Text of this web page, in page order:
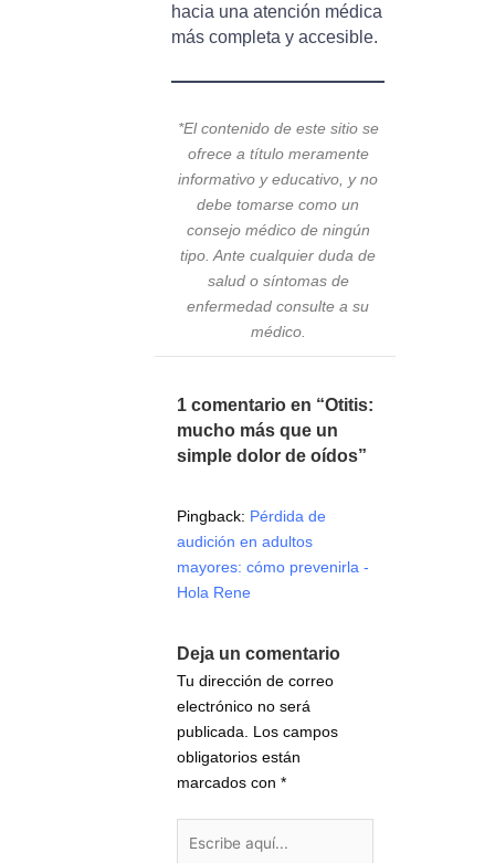
hacia una atención médica
más completa y accesible.
*El contenido de este sitio se
ofrece a título meramente
informativo y educativo, y no
debe tomarse como un
consejo médico de ningún
tipo. Ante cualquier duda de
salud o síntomas de
enfermedad consulte a su
médico.
1 comentario en “Otitis:
mucho más que un
simple dolor de oídos”
Pingback: Pérdida de
audición en adultos
mayores: cómo prevenirla -
Hola Rene
Deja un comentario
Tu dirección de correo
electrónico no será
publicada.
Los campos
obligatorios están
marcados con *